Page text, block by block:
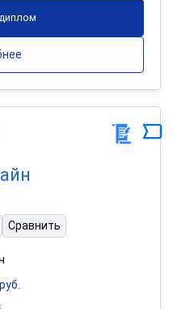
Сравнить